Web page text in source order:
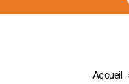
Accueil